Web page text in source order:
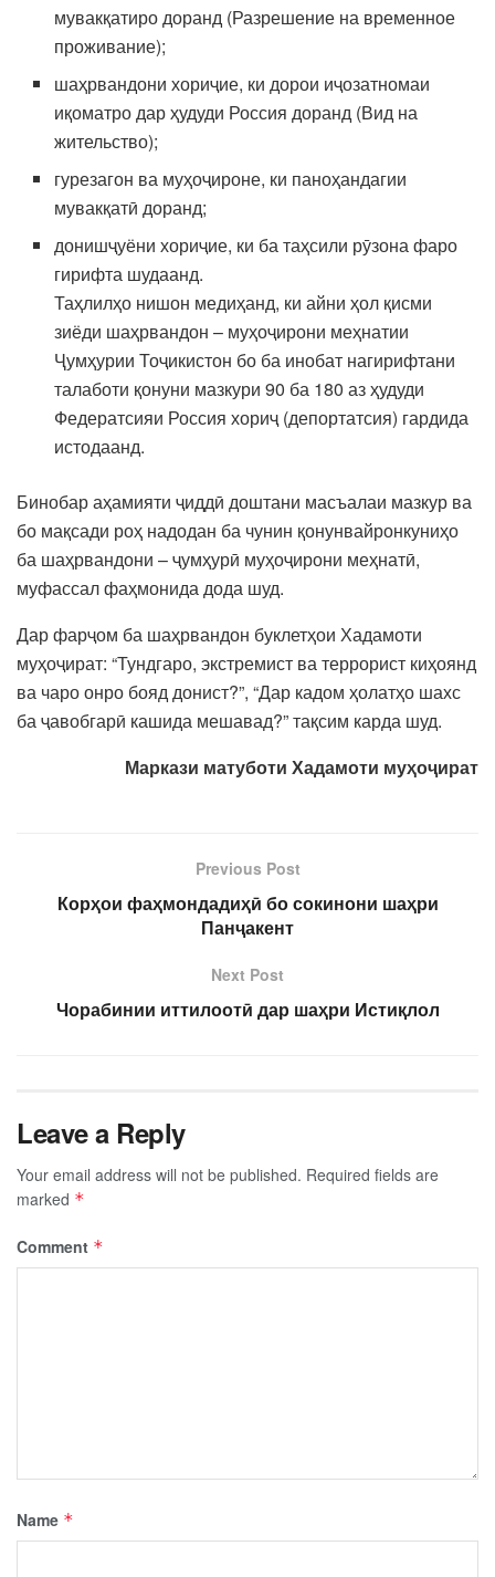
мувакқатиро доранд (Разрешение на временное
проживание);
шаҳрвандони хориҷие, ки дорои иҷозатномаи
иқоматро дар ҳудуди Россия доранд (Вид на
жительство);
гурезагон ва муҳоҷироне, ки паноҳандагии
мувакқатӣ доранд;
донишҷуёни хориҷие, ки ба таҳсили рӯзона фаро
гирифта шудаанд.
Таҳлилҳо нишон медиҳанд, ки айни ҳол қисми
зиёди шаҳрвандон – муҳоҷирони меҳнатии
Ҷумҳурии Тоҷикистон бо ба инобат нагирифтани
талаботи қонуни мазкури 90 ба 180 аз ҳудуди
Федератсияи Россия хориҷ (депортатсия) гардида
истодаанд.
Бинобар аҳамияти ҷиддӣ доштани масъалаи мазкур ва
бо мақсади роҳ надодан ба чунин қонунвайронкуниҳо
ба шаҳрвандони – ҷумҳурӣ муҳоҷирони меҳнатӣ,
муфассал фаҳмонида дода шуд.
Дар фарҷом ба шаҳрвандон буклетҳои Хадамоти
муҳоҷират: “Тундгаро, экстремист ва террорист киҳоянд
ва чаро онро бояд донист?”, “Дар кадом ҳолатҳо шахс
ба ҷавобгарӣ кашида мешавад?” тақсим карда шуд.
Маркази матуботи Хадамоти муҳоҷират
Previous Post
Корҳои фаҳмондадиҳӣ бо сокинони шаҳри
Панҷакент
Next Post
Чорабинии иттилоотӣ дар шаҳри Истиқлол
Leave a Reply
Your email address will not be published. Required fields are
marked *
Comment *
Name *